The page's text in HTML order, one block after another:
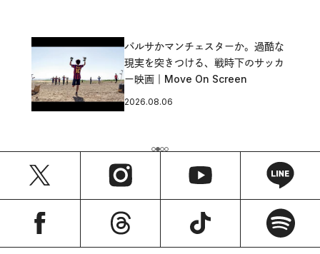
バルサかマンチェスターか。過酷な
現実を突きつける、戦時下のサッカ
ー映画｜Move On Screen
2026.08.06